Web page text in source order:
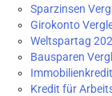
Sparzinsen
Girokonto
Weltspartag
Bausparen
Kredit für